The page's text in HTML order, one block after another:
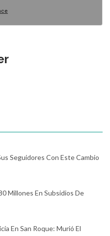
Seguidores Con Este Cambio
Millones En Subsidios De
En San Roque: Murió El